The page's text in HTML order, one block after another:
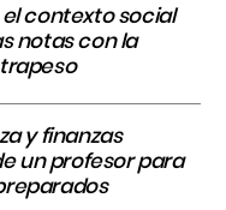
el contexto social
notas con la
y finanzas
un profesor para